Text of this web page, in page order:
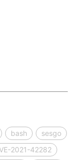
bash
sesgo
2021-42282